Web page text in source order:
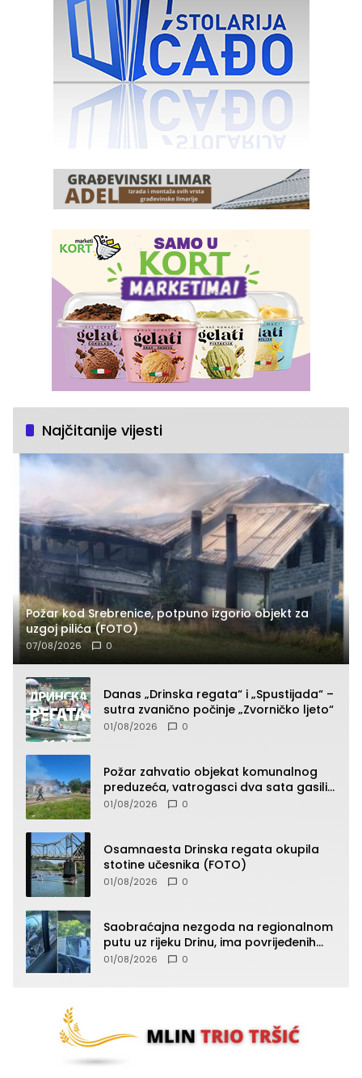
Najčitanije vijesti
Požar kod Srebrenice, potpuno izgorio objekt za
uzgoj pilića (FOTO)
07/08/2026 0
Danas „Drinska regata“ i „Spustijada“ –
sutra zvanično počinje „Zvorničko ljeto“
01/08/2026 0
Požar zahvatio objekat komunalnog
preduzeća, vatrogasci dva sata gasili
vatru (FOTO)
01/08/2026 0
Osamnaesta Drinska regata okupila
stotine učesnika (FOTO)
01/08/2026 0
Saobraćajna nezgoda na regionalnom
putu uz rijeku Drinu, ima povrijeđenih
lica (FOTO)
01/08/2026 0